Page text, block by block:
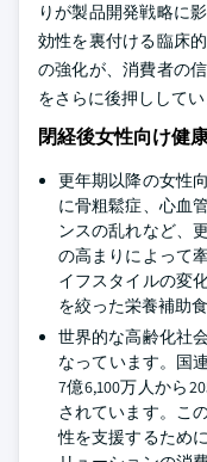
りが製品開発戦略に
効性を裏付ける臨床
の強化が、消費者の
をさらに後押ししてい
閉経後女性向け健
更年期以降の女性
に骨粗鬆症、心血
ンスの乱れなど、
の高まりによって
イフスタイルの変
を絞った栄養補助
世界的な高齢化社
なっています。国
7億6,100万人から
されています。こ
性を支援するため